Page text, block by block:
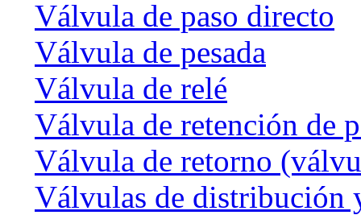
Válvula de paso directo
Válvula de pesada
Válvula de relé
Válvula de retención de
Válvula de retorno
Válvulas de distribución